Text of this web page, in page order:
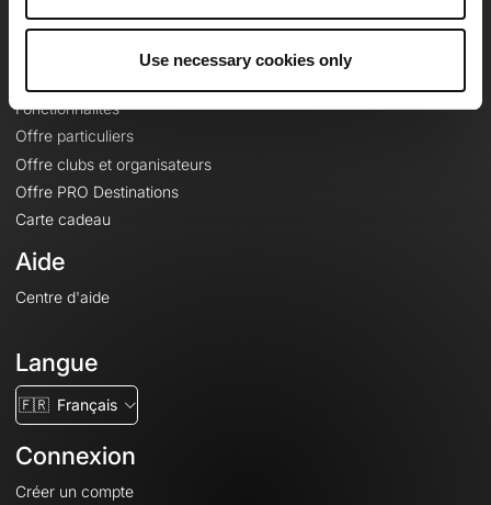
Use necessary cookies only
Fonctionnalités
Offre particuliers
Offre clubs et organisateurs
Offre PRO Destinations
Carte cadeau
Aide
Centre d'aide
Langue
🇫🇷 Français
Connexion
Créer un compte